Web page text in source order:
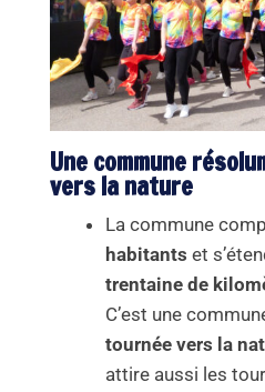
Une commune
vers la nature
La commune
habitants et
trentaine de
C’est une
tournée vers la
attire aussi les